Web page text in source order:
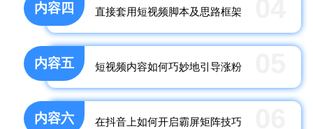
内容四 直接套用短视频脚本及思路框架
内容五 短视频内容如何巧妙地引导涨粉
内容六 在抖音上如何开启霸屏矩阵技巧